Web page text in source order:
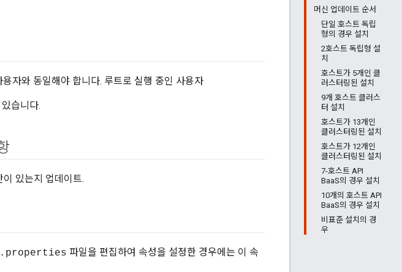
머신 업데이트 순서
단일 호스트 독립
형의 경우 설치
2호스트 독립형 설
치
호스트가 5개인 클
러스터링된 설치
9개 호스트 클러스
터 설치
호스트가 13개인
클러스터링된 설치
호스트가 12개인
클러스터링된 설치
7-호스트 API
BaaS의 경우 설치
10개의 호스트 API
BaaS의 경우 설치
비표준 설치의 경
우
자와 동일해야 합니다. 루트로 실행 중인 사용자
습니다.
있는지 업데이트.
.properties 파일을 편집하여 속성을 설정한 경우에는 이 속